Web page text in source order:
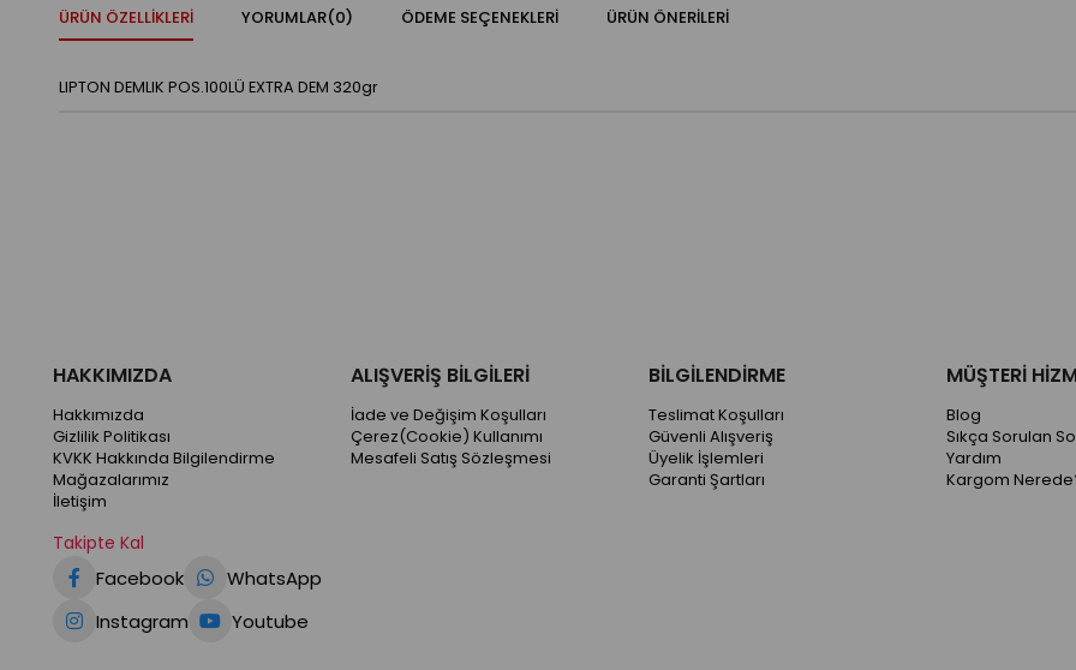
ÜRÜN ÖZELLIKLERI YORUMLAR(0) ÖDEME SEÇENEKLERI ÜRÜN ÖNERILERI
LIPTON DEMLIK POS.100LÜ EXTRA DEM 320gr
HAKKIMIZDA
Hakkımızda
Gizlilik Politikası
KVKK Hakkında Bilgilendirme
Mağazalarımız
İletişim
Takipte Kal
Facebook
WhatsApp
Instagram
Youtube
ALIŞVERİŞ BİLGİLERİ
İade ve Değişim Koşulları
Çerez(Cookie) Kullanımı
Mesafeli Satış Sözleşmesi
BİLGİLENDİRME
Teslimat Koşulları
Güvenli Alışveriş
Üyelik İşlemleri
Garanti Şartları
MÜŞTERİ
Blog
Sıkça Sorulan
Yardım
Kargom